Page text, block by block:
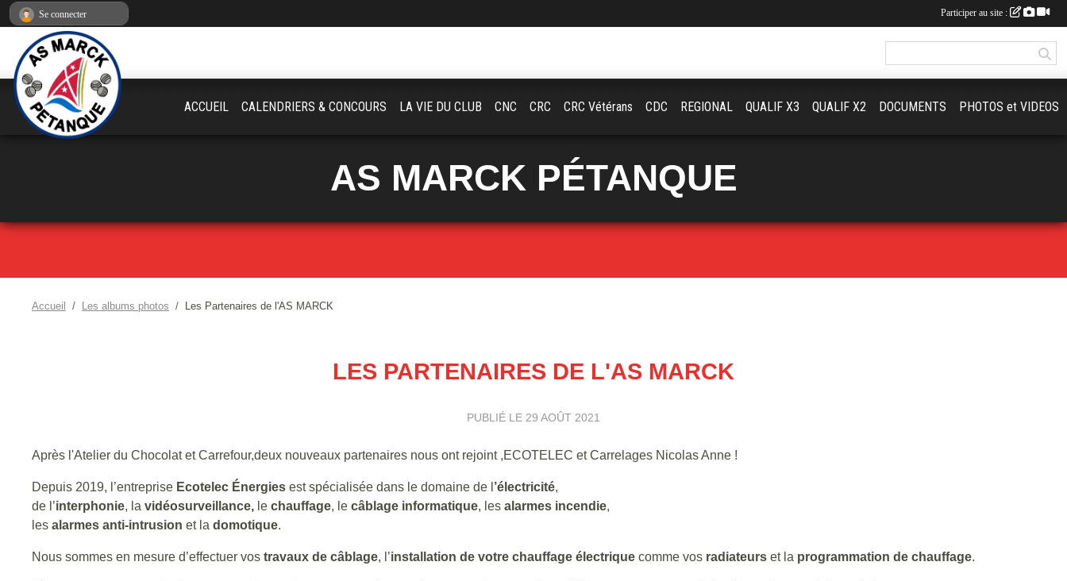
AS MARCK PÉTANQUE
Accueil Les albums photos Les Partenaires de l'AS MARCK
LES PARTENAIRES DE L'AS MARCK
PUBLIÉ LE 29 AOÛT 2021
Après l'Atelier du Chocolat et Carrefour,deux nouveaux partenaires nous ont rejoint ,ECOTELEC et Carrelages Nicolas Anne !
Depuis 2019, l’entreprise Ecotelec Énergies est spécialisée dans le domaine de l ’électricité,
de l’interphonie, la vidéosurveillance, le chauffage, le câblage informatique, les alarmes incendie,
les alarmes anti-intrusion et la domotique.
Nous sommes en mesure d’effectuer vos travaux de câblage, l’installation de votre chauffage électrique comme vos radiateurs et la programmation de chauffage.
ACCUEIL CALENDRIERS & CONCOURS LA VIE DU CLUB CNC CRC CRC Vétérans CDC REGIONAL QUALIF X3 QUALIF X2 DOCUMENTS PHOTOS et VIDEOS
Se connecter Participer au site :
Panneau de gestion des cookies